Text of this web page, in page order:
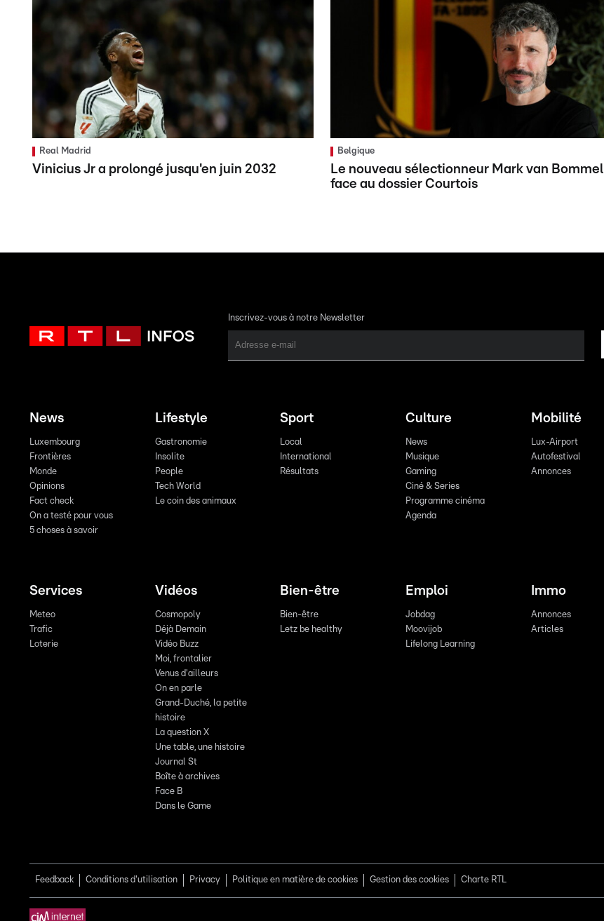
Real Madrid
Vinicius Jr a prolongé jusqu'en juin 2032
Belgique
Le nouveau sélectionneur Mark van Bommel
face au dossier Courtois
Inscrivez-vous à notre Newsletter
News
Luxembourg
Frontières
Monde
Opinions
Fact check
On a testé pour vous
5 choses à savoir
Lifestyle
Gastronomie
Insolite
People
Tech World
Le coin des animaux
Sport
Local
International
Résultats
Culture
News
Musique
Gaming
Ciné & Series
Programme cinéma
Agenda
Mobilité
Lux-Airport
Autofestival
Annonces
Services
Meteo
Trafic
Loterie
Vidéos
Cosmopoly
Déjà Demain
Vidéo Buzz
Moi, frontalier
Venus d'ailleurs
On en parle
Grand-Duché, la petite
histoire
La question X
Une table, une histoire
Journal St
Boîte à archives
Face B
Dans le Game
Bien-être
Bien-être
Letz be healthy
Emploi
Jobdag
Moovijob
Lifelong Learning
Immo
Annonces
Articles
Feedback Conditions d'utilisation Privacy Politique en matière de cookies Gestion des cookies Charte RTL